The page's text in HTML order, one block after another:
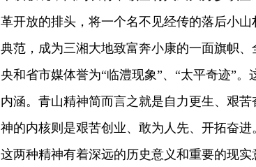
革开放的排头，将一个名不见经传的落后小
典范，成为三湘大地致富奔小康的一面旗帜
央和省市媒体誉为“临澧现象”、“太平奇迹”
内涵。青山精神简而言之就是自力更生、艰
神的内核则是艰苦创业、敢为人先、开拓奋进
这两种精神有着深远的历史意义和重要的现